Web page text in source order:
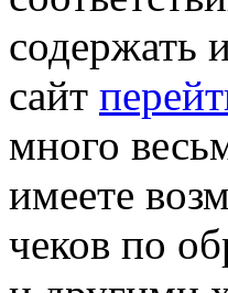
содержать
сайт
много
имеете
чеков по